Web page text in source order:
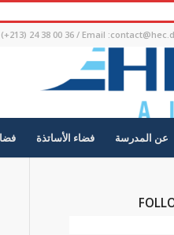
24 38 00 36 / Email
عن المدرسة فضاء الأساتذة